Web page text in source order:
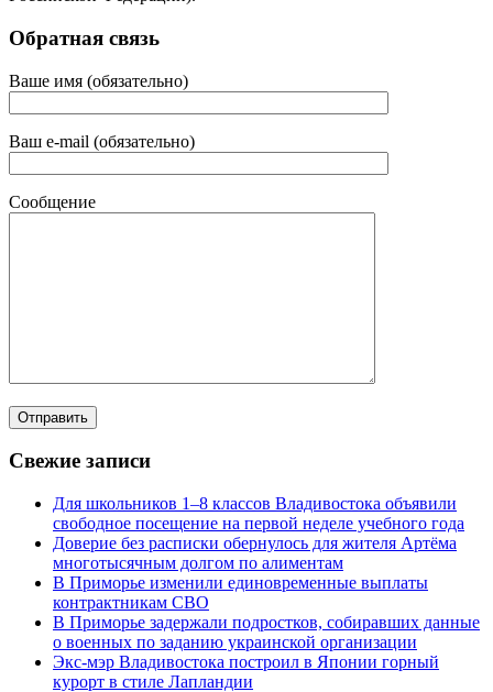
Обратная связь
Ваше имя (обязательно)
Ваш e-mail (обязательно)
Сообщение
Свежие записи
Для школьников 1–8 классов Владивостока объявили
свободное посещение на первой неделе учебного года
Доверие без расписки обернулось для жителя Артёма
многотысячным долгом по алиментам
В Приморье изменили единовременные выплаты
контрактникам СВО
В Приморье задержали подростков, собиравших данные
о военных по заданию украинской организации
Экс-мэр Владивостока построил в Японии горный
курорт в стиле Лапландии